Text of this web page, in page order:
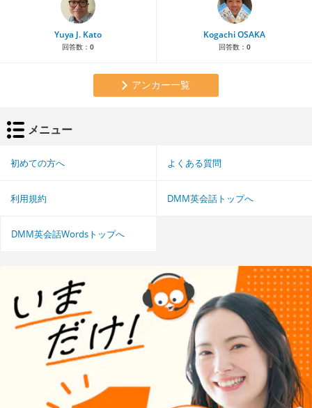
Yuya J. Kato
回答数： 0
Kogachi OSAKA
回答数： 0
アンカー一覧
メニュー
初めての方へ よくある質問
利用規約 DMM英会話トップへ
DMM英会話Wordsトップへ